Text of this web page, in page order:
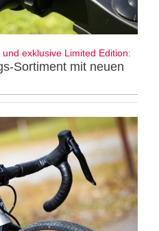
exklusive Limited Edition:
Sortiment mit neuen